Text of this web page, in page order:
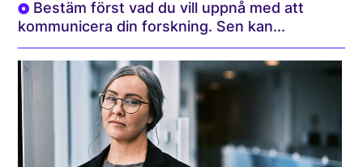
Bestäm först vad du vill uppnå med att
kommunicera din forskning. Sen kan...